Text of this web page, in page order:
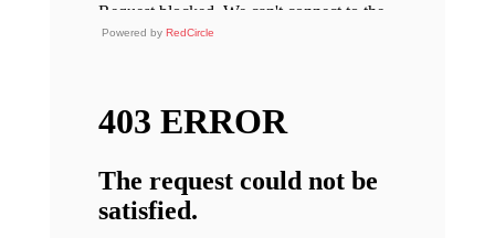
Powered by RedCircle